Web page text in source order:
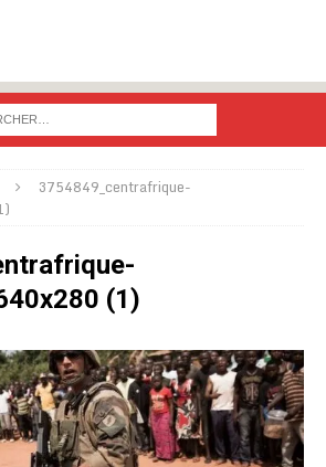
3754849_centrafrique-
(1)